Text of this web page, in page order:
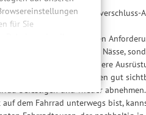
für Sie
werden Ihre
zum Zwecke
den
unter
die wasserdichte Rollverschluss-
perfektioniert, um allen
er nicht nur Schutz vor Nässe,
Rollverschluss hält kleinere
Lichtverhältnissen gut
befestigen und wieder
dem Fahrrad unterwegs bist,